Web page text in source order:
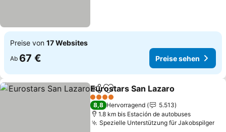
Preise von 17 Websites
Ab 67 € Preise sehen
TeilenZu Favoriten hinzufügen
Eurostars San Lazaro
4 Sterne
8,8 Hervorragend
5.513
1.8 km bis Estación de autobuses
Spezielle Unterstützung für Jakobspilger